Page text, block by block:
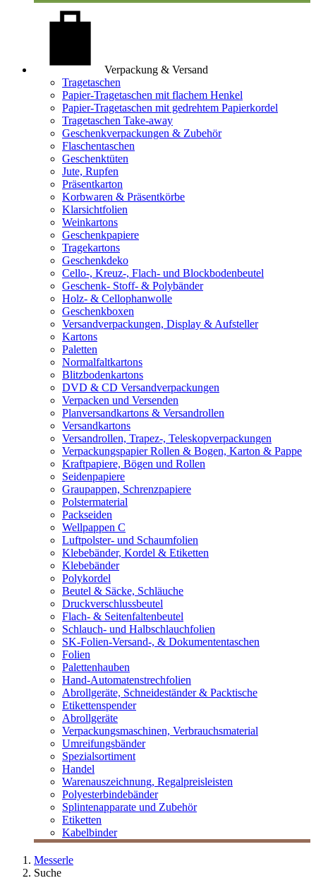
Verpackung & Versand
Tragetaschen
Papier-Tragetaschen mit flachem Henkel
Papier-Tragetaschen mit gedrehtem Papierkordel
Tragetaschen Take-away
Geschenkverpackungen & Zubehör
Flaschentaschen
Geschenktüten
Jute, Rupfen
Präsentkarton
Korbwaren & Präsentkörbe
Klarsichtfolien
Weinkartons
Geschenkpapiere
Tragekartons
Geschenkdeko
Cello-, Kreuz-, Flach- und Blockbodenbeutel
Geschenk- Stoff- & Polybänder
Holz- & Cellophanwolle
Geschenkboxen
Versandverpackungen, Display & Aufsteller
Kartons
Paletten
Normalfaltkartons
Blitzbodenkartons
DVD & CD Versandverpackungen
Verpacken und Versenden
Planversandkartons & Versandrollen
Versandkartons
Versandrollen, Trapez-, Teleskopverpackungen
Verpackungspapier Rollen & Bogen, Karton & Pappe
Kraftpapiere, Bögen und Rollen
Seidenpapiere
Graupappen, Schrenzpapiere
Polstermaterial
Packseiden
Wellpappen C
Luftpolster- und Schaumfolien
Klebebänder, Kordel & Etiketten
Klebebänder
Polykordel
Beutel & Säcke, Schläuche
Druckverschlussbeutel
Flach- & Seitenfaltenbeutel
Schlauch- und Halbschlauchfolien
SK-Folien-Versand-, & Dokumententaschen
Folien
Palettenhauben
Hand-Automatenstrechfolien
Abrollgeräte, Schneideständer & Packtische
Etikettenspender
Abrollgeräte
Verpackungsmaschinen, Verbrauchsmaterial
Umreifungsbänder
Spezialsortiment
Handel
Warenauszeichnung, Regalpreisleisten
Polyesterbindebänder
Splintenapparate und Zubehör
Etiketten
Kabelbinder
Messerle
Suche